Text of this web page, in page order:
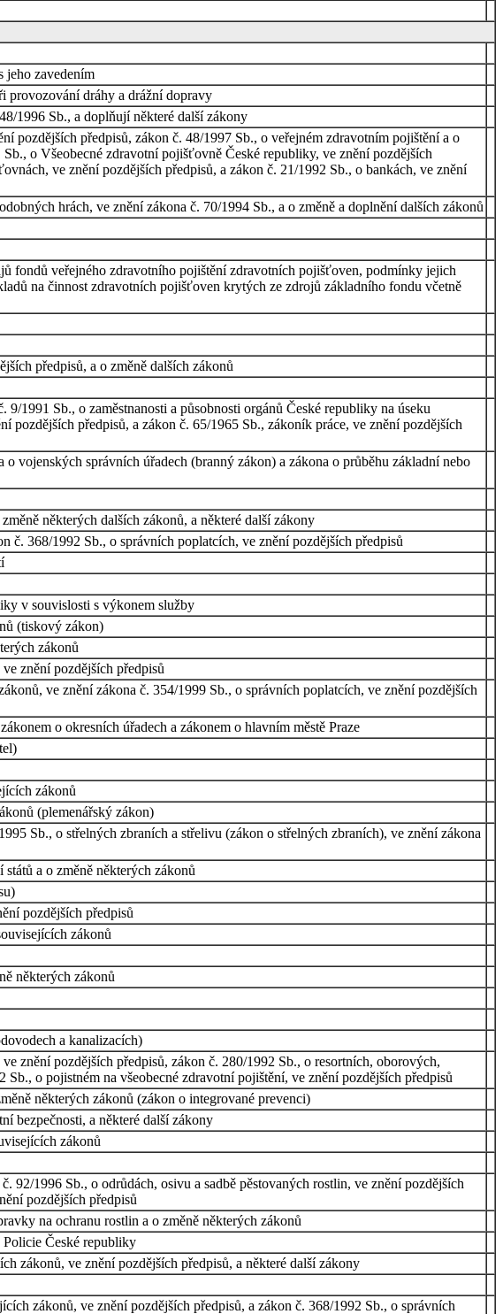
jeho zavedením
provozování dráhy a drážní dopravy
1996 Sb., a doplňují některé další zákony
pozdějších předpisů, zákon č. 48/1997 Sb., o veřejném zdravotním pojištění a o
o Všeobecné zdravotní pojišťovně České republiky, ve znění pozdějších
ve znění pozdějších předpisů, a zákon č. 21/1992 Sb., o bankách, ve znění
hrách, ve znění zákona č. 70/1994 Sb., a o změně a doplnění dalších zákonů
fondů veřejného zdravotního pojištění zdravotních pojišťoven, podmínky jejich
na činnost zdravotních pojišťoven krytých ze zdrojů základního fondu včetně
předpisů, a o změně dalších zákonů
1991 Sb., o zaměstnanosti a působnosti orgánů České republiky na úseku
pozdějších předpisů, a zákon č. 65/1965 Sb., zákoník práce, ve znění pozdějších
vojenských správních úřadech (branný zákon) a zákona o průběhu základní nebo
některých dalších zákonů, a některé další zákony
č. 368/1992 Sb., o správních poplatcích, ve znění pozdějších předpisů
v souvislosti s výkonem služby
(tiskový zákon)
zákonů
znění pozdějších předpisů
ve znění zákona č. 354/1999 Sb., o správních poplatcích, ve znění pozdějších
o okresních úřadech a zákonem o hlavním městě Praze
zákonů
(plemenářský zákon)
Sb., o střelných zbraních a střelivu (zákon o střelných zbraních), ve znění zákona
a o změně některých zákonů
pozdějších předpisů
zákonů
některých zákonů
a kanalizacích)
znění pozdějších předpisů, zákon č. 280/1992 Sb., o resortních, oborových,
o pojistném na všeobecné zdravotní pojištění, ve znění pozdějších předpisů
některých zákonů (zákon o integrované prevenci)
bezpečnosti, a některé další zákony
zákonů
92/1996 Sb., o odrůdách, osivu a sadbě pěstovaných rostlin, ve znění pozdějších
pozdějších předpisů
na ochranu rostlin a o změně některých zákonů
České republiky
zákonů, ve znění pozdějších předpisů, a některé další zákony
zákonů, ve znění pozdějších předpisů, a zákon č. 368/1992 Sb., o správních